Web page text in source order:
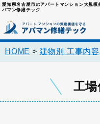
愛知県名古屋市のアパートマンション大規
パマン修繕テック
HOME > 建物別 工事内容
工